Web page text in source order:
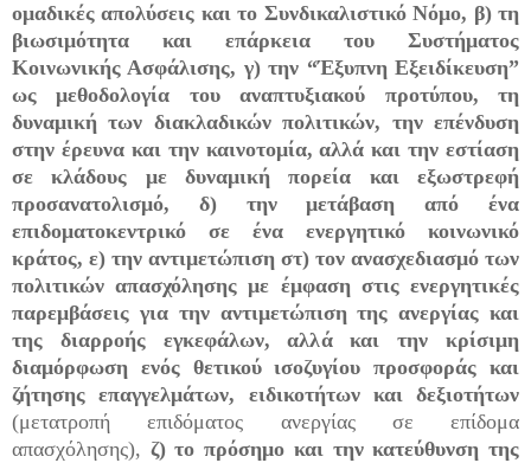
ομαδικές απολύσεις και το Συνδικαλιστικό Νόμο, β) τη
βιωσιμότητα και επάρκεια του Συστήματος
Κοινωνικής Ασφάλισης, γ) την “Έξυπνη Εξειδίκευση”
ως μεθοδολογία του αναπτυξιακού προτύπου, τη
δυναμική των διακλαδικών πολιτικών, την επένδυση
στην έρευνα και την καινοτομία, αλλά και την εστίαση
σε κλάδους με δυναμική πορεία και εξωστρεφή
προσανατολισμό, δ) την μετάβαση από ένα
επιδοματοκεντρικό σε ένα ενεργητικό κοινωνικό
κράτος, ε) την αντιμετώπιση στ) τον ανασχεδιασμό των
πολιτικών απασχόλησης με έμφαση στις ενεργητικές
παρεμβάσεις για την αντιμετώπιση της ανεργίας και
της διαρροής εγκεφάλων, αλλά και την κρίσιμη
διαμόρφωση ενός θετικού ισοζυγίου προσφοράς και
ζήτησης επαγγελμάτων, ειδικοτήτων και δεξιοτήτων
(μετατροπή επιδόματος ανεργίας σε επίδομα
απασχόλησης), ζ) το πρόσημο και την κατεύθυνση της